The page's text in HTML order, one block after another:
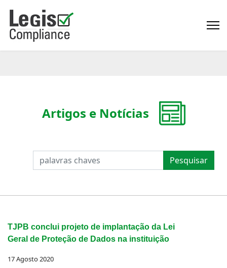
PESQUISAR Pesquisar
Artigos e Notícias
TJPB conclui projeto de implantação da Lei
Geral de Proteção de Dados na instituição
17 Agosto 2020